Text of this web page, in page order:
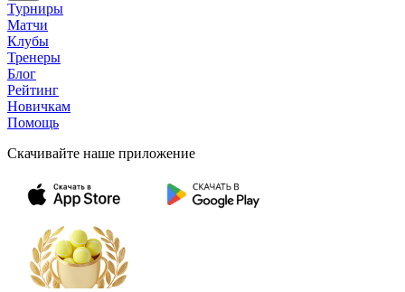
Турниры
Матчи
Клубы
Тренеры
Блог
Рейтинг
Новичкам
Помощь
Скачивайте наше приложение